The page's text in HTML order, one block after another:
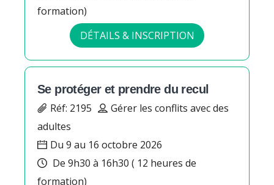
formation)
DÉTAILS & INSCRIPTION
Se protéger et prendre du recul
Réf: 2195
Gérer les conflits avec des
adultes
Du 9 au 16 octobre 2026
De 9h30 à 16h30 ( 12 heures de
formation)